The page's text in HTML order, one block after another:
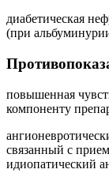
диабетическая
(при
повышенная
компоненту
связанный с
идиопатический